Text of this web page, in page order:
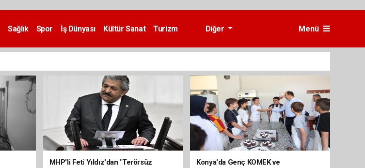
Sağlık Spor İş Dünyası Kültür Sanat
Turizm
Diğer Menü
MHP'li Feti Yıldız'dan "Terörsüz
Konya'da Genç KOMEK ve